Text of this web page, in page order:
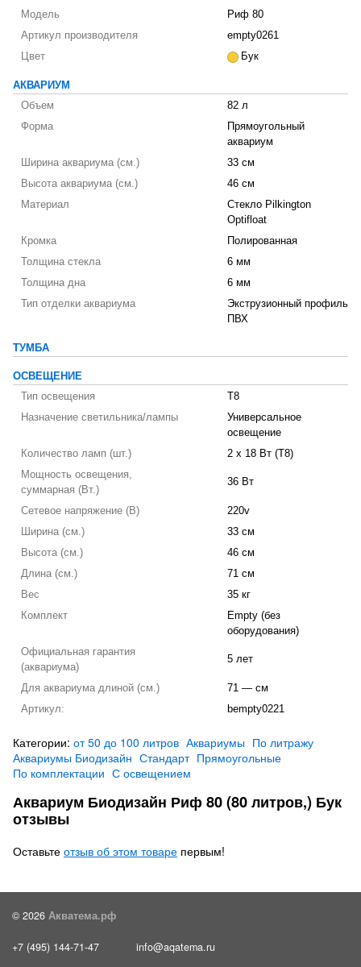
Модель
Риф 80
Артикул производителя
empty0261
Цвет
Бук
АКВАРИУМ
Объем
82 л
Форма
Прямоугольный
аквариум
Ширина аквариума (см.)
33 см
Высота аквариума (см.)
46 см
Материал
Стекло Pilkington
Optifloat
Кромка
Полированная
Толщина стекла
6 мм
Толщина дна
6 мм
Тип отделки аквариума
Экструзионный профиль
ПВХ
ТУМБА
ОСВЕЩЕНИЕ
Тип освещения
T8
Назначение светильника/лампы
Универсальное
освещение
Количество ламп (шт.)
2 х 18 Вт (T8)
Мощность освещения,
суммарная (Вт.)
36 Вт
Сетевое напряжение (В)
220v
Ширина (см.)
33 см
Высота (см.)
46 см
Длина (см.)
71 см
Вес
35 кг
Комплект
Empty (без
оборудования)
Официальная гарантия
(аквариума)
5 лет
Для аквариума длиной (см.)
71 — см
Артикул:
bempty0221
Категории: от 50 до 100 литров Аквариумы По литражу
Аквариумы Биодизайн Стандарт Прямоугольные
По комплектации С освещением
Аквариум Биодизайн Риф 80 (80 литров,) Бук
отзывы
Оставьте отзыв об этом товаре первым!
© 2026 Акватема.рф
+7 (495) 144-71-47 info@aqatema.ru